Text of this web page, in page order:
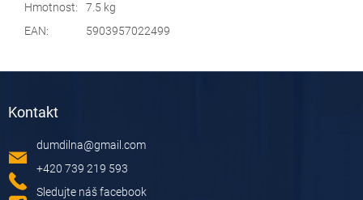
Hmotnost:
7.5 kg
EAN: 5903957022499
Kontakt
dumdilna@gmail.com
+420 739 219 593
Sledujte náš facebook